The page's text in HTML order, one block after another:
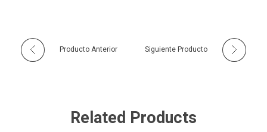
Producto Anterior Siguiente Producto
Related Products